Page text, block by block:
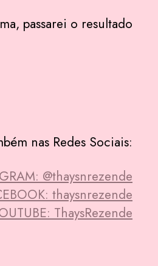
passarei o resultado
nas Redes Sociais:
@thaysnrezende
thaysnrezende
ThaysRezende